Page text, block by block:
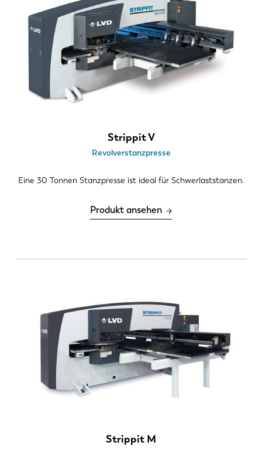
Strippit V
Revolverstanzpresse
Eine 30 Tonnen Stanzpresse ist ideal für Schwerlaststanzen.
Produkt ansehen
Strippit M
EN NL
EN-US